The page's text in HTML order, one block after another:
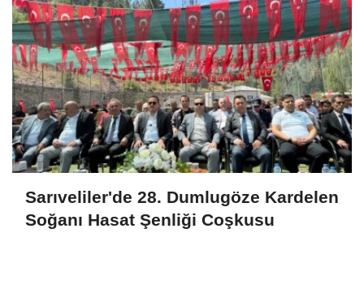
Sarıveliler'de 28. Dumlugöze Kardelen
Soğanı Hasat Şenliği Coşkusu